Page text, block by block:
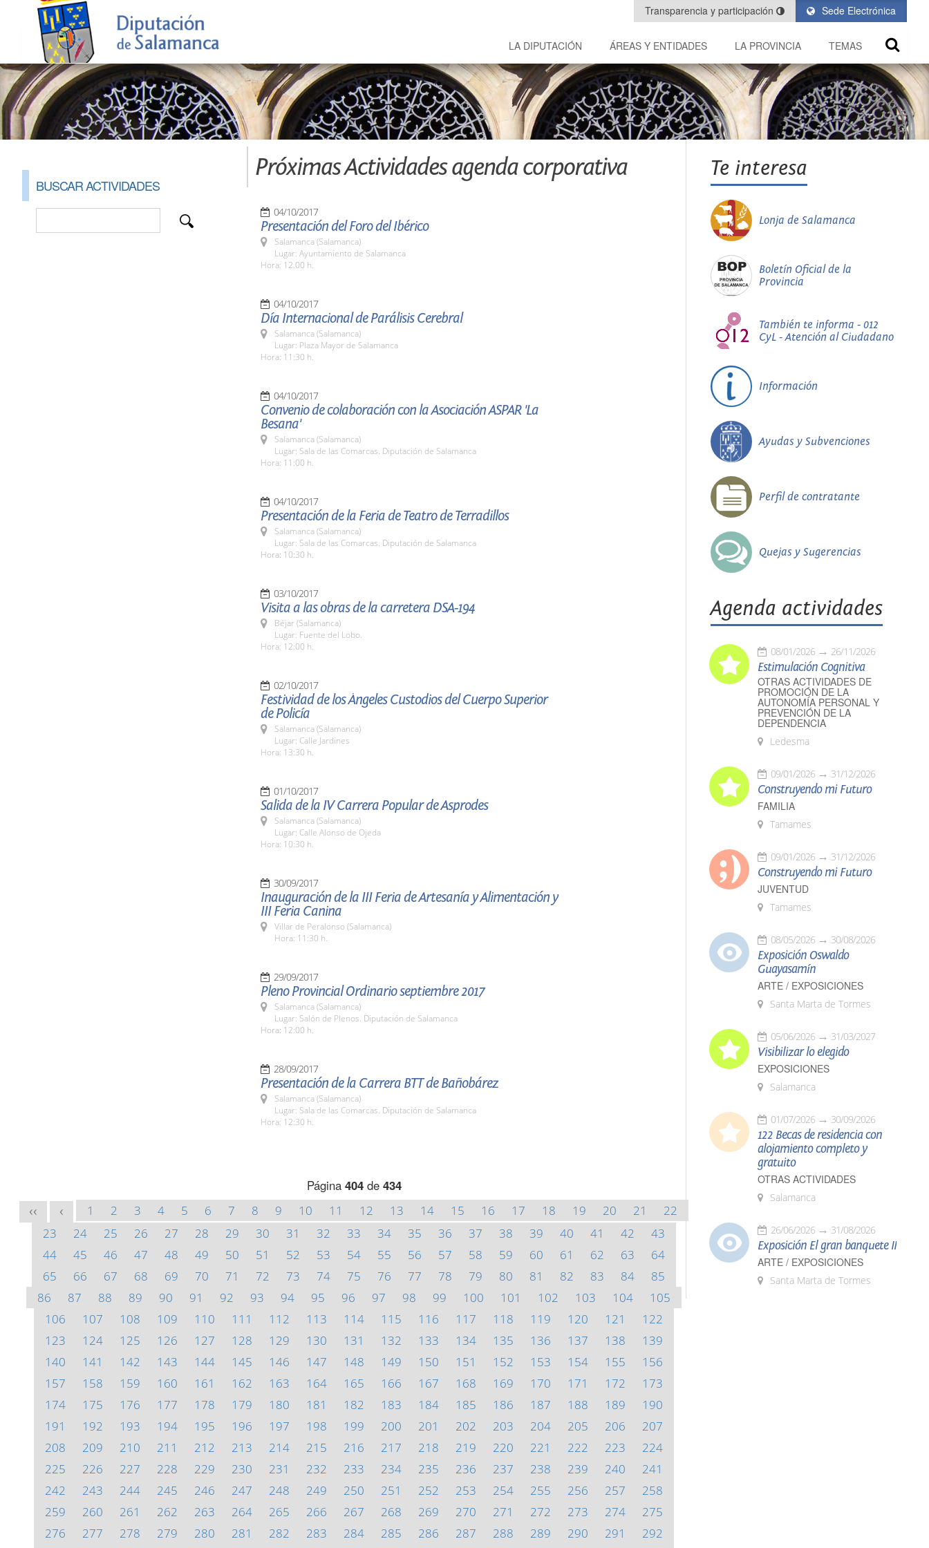
Sede Electrónica
Transparencia y participación
LA DIPUTACIÓN ÁREAS Y ENTIDADES LA PROVINCIA TEMAS
BUSCAR ACTIVIDADES
Próximas Actividades agenda corporativa
04/10/2017
Presentación del Foro del Ibérico
Salamanca (Salamanca)
Lugar: Ayuntamiento de Salamanca
Hora: 12.00 h.
04/10/2017
Día Internacional de Parálisis Cerebral
Salamanca (Salamanca)
Lugar: Plaza Mayor de Salamanca
Hora: 11:30 h.
04/10/2017
Convenio de colaboración con la Asociación ASPAR 'La
Besana'
Salamanca (Salamanca)
Lugar: Sala de las Comarcas. Diputación de Salamanca
Hora: 11:00 h.
04/10/2017
Presentación de la Feria de Teatro de Terradillos
Salamanca (Salamanca)
Lugar: Sala de las Comarcas. Diputación de Salamanca
Hora: 10:30 h.
03/10/2017
Visita a las obras de la carretera DSA-194
Béjar (Salamanca)
Lugar: Fuente del Lobo.
Hora: 12:00 h.
02/10/2017
Festividad de los Ángeles Custodios del Cuerpo Superior
de Policía
Salamanca (Salamanca)
Lugar: Calle Jardines
Hora: 13:30 h.
01/10/2017
Salida de la IV Carrera Popular de Asprodes
Salamanca (Salamanca)
Lugar: Calle Alonso de Ojeda
Hora: 10:30 h.
30/09/2017
Inauguración de la III Feria de Artesanía y Alimentación y
III Feria Canina
Villar de Peralonso (Salamanca)
Hora: 11:30 h.
29/09/2017
Pleno Provincial Ordinario septiembre 2017
Salamanca (Salamanca)
Lugar: Salón de Plenos. Diputación de Salamanca
Hora: 12:00 h.
28/09/2017
Presentación de la Carrera BTT de Bañobárez
Salamanca (Salamanca)
Lugar: Sala de las Comarcas. Diputación de Salamanca
Hora: 12:30 h.
Página 404de 434
<< < 1 2 3 4 5 6 7 8 9 10 11 12 13 14 15 16 17 18 19 20 21
22
23
24 25 26 27 28 29 30 31 32 33 34 35 36 37 38 39 40 41 42
43
44
45 46 47 48 49 50 51 52 53 54 55 56 57 58 59 60 61 62 63
64
65
66 67 68 69 70 71 72 73 74 75 76 77 78 79 80 81 82 83 84
85
86
87 88 89 90 91 92 93 94 95 96 97 98 99 100 101 102 103 104
105
106
107 108 109 110 111 112 113 114 115 116 117 118 119 120 121
122
123
124 125 126 127 128 129 130 131 132 133 134 135 136 137 138
139
140
141 142 143 144 145 146 147 148 149 150 151 152 153 154 155
156
157
158 159 160 161 162 163 164 165 166 167 168 169 170 171 172
173
174
175 176 177 178 179 180 181 182 183 184 185 186 187 188 189
190
191
192 193 194 195 196 197 198 199 200 201 202 203 204 205 206
207
208
209 210 211 212 213 214 215 216 217 218 219 220 221 222 223
224
225
226 227 228 229 230 231 232 233 234 235 236 237 238 239 240
241
242
243 244 245 246 247 248 249 250 251 252 253 254 255 256 257
258
259
260 261 262 263 264 265 266 267 268 269 270 271 272 273 274
275
276
277 278 279 280 281 282 283 284 285 286 287 288 289 290 291
292
Te interesa
Lonja de Salamanca
Boletín Oficial de la
Provincia
También te informa - 012
CyL - Atención al Ciudadano
Información
Ayudas y Subvenciones
Perfil de contratante
Quejas y Sugerencias
Agenda actividades
08/01/2026 26/11/2026
Estimulación Cognitiva
OTRAS ACTIVIDADES DE
PROMOCIÓN DE LA
AUTONOMÍA PERSONAL Y
PREVENCIÓN DE LA
DEPENDENCIA
Ledesma
09/01/2026 31/12/2026
Construyendo mi Futuro
FAMILIA
Tamames
09/01/2026 31/12/2026
Construyendo mi Futuro
JUVENTUD
Tamames
08/05/2026 30/08/2026
Exposición Oswaldo
Guayasamín
ARTE / EXPOSICIONES
Santa Marta de Tormes
05/06/2026 31/03/2027
Visibilizar lo elegido
EXPOSICIONES
Salamanca
01/07/2026 30/09/2026
122 Becas de residencia con
alojamiento completo y
gratuito
OTRAS ACTIVIDADES
Salamanca
26/06/2026 31/08/2026
Exposición El gran banquete II
ARTE / EXPOSICIONES
Santa Marta de Tormes